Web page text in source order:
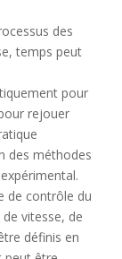
des
temps peut
pour
rejouer
des méthodes
de contrôle du
vitesse, de
définis en